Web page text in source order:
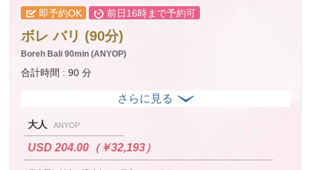
即予約OK 前日16時まで予約可
ボレ バリ (90分)
Boreh Bali 90min (ANYOP)
合計時間 : 90 分
大人 ANYOP
USD 204.00（￥32,193）